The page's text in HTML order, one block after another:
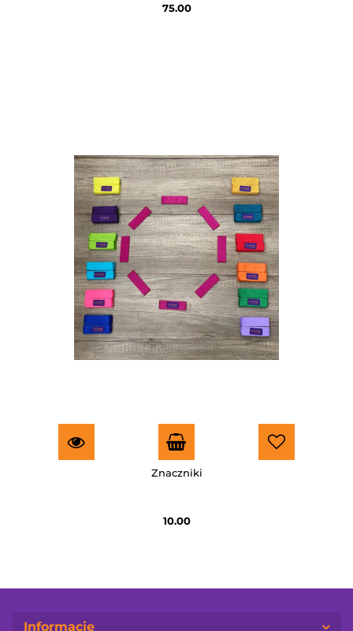
75.00
Znaczniki
10.00
Informacje